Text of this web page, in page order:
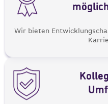
Wir bieten